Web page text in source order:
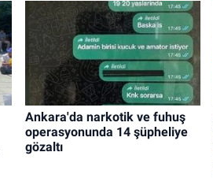
Ankara'da narkotik ve fuhuş
operasyonunda 14 şüpheliye
gözaltı